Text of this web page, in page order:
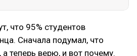
что 95% студентов
Сначала подумал, что
а теперь верю, и вот почему.